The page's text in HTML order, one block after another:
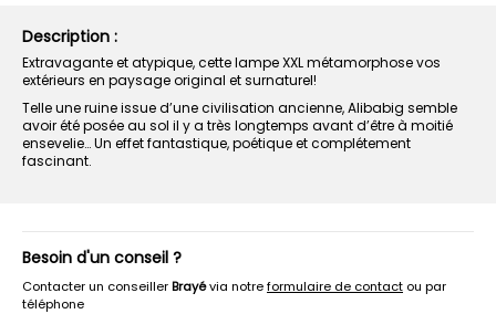
Description :
Extravagante et atypique, cette lampe XXL métamorphose vos
extérieurs en paysage original et surnaturel!
Telle une ruine issue d’une civilisation ancienne, Alibabig semble
avoir été posée au sol il y a très longtemps avant d’être à moitié
ensevelie… Un effet fantastique, poétique et complétement
fascinant.
Besoin d'un conseil ?
Contacter un conseillerBrayévia notreformulaire de contact ou par
téléphone